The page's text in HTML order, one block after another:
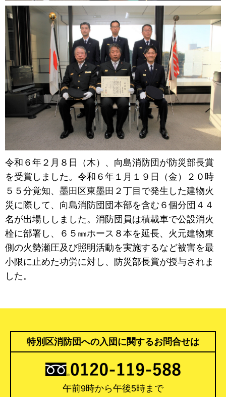
令和６年２月８日（木）、向島消防団が防災部長賞
を受賞しました。令和６年１月１９日（金）２０時
５５分覚知、墨田区東墨田２丁目で発生した建物火
災に際して、向島消防団団本部を含む６個分団４４
名が出場ししました。消防団員は積載車で公設消火
栓に部署し、６５㎜ホース８本を延長、火元建物東
側の火勢瀬圧及び照明活動を実施するなど被害を最
小限に止めた功労に対し、防災部長賞が授与されま
した。
特別区消防団への入団に関するお問合せは
午前9時から午後5時まで